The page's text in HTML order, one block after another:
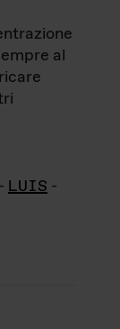
al
- LUIS -